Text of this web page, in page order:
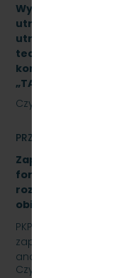
Wykonanie
utrzymania (P4)
utrzymania typu
kompletów
„TABOR” w
Czytaj dalej
PRZETARGI
Zapytanie
formalno-prawnej
rozbudowę i
obiektu A-13 na
PKP Szybka Kolej
zaprasza do
analizy formalno-
Czytaj dalej